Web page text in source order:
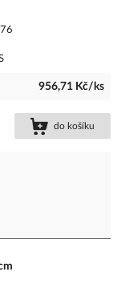
956,71 Kč/ks
do košíku